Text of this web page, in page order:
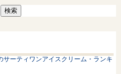
ーティワンアイスクリーム・ランキ